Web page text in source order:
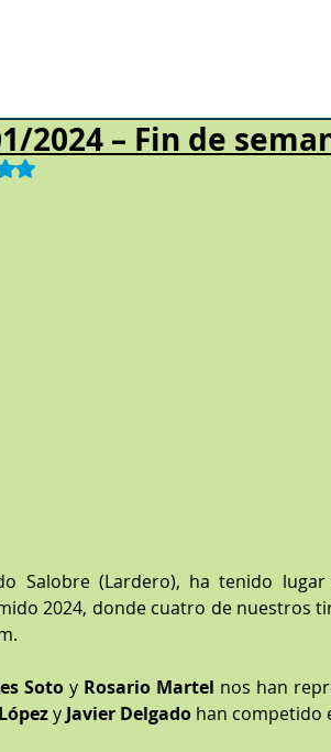
2024 – Fin de
NaN de 5 estrellas.
Salobre (Lardero), ha tenido
2024, donde cuatro de nuestros
Soto y Rosario Martel
y Javier Delgado han competido